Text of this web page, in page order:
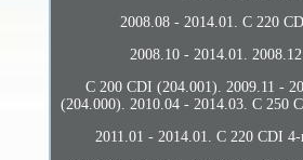
2008.08 - 2014.01. C 220
2008.10 - 2014.01.
C 200 CDI (204.001). 2009.11 -
(204.000). 2010.04 - 2014.03. C 250
2011.01 - 2014.01. C 220 CDI